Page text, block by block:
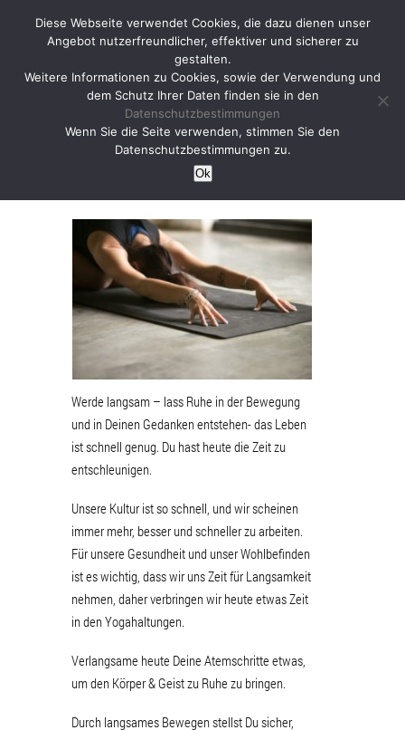
free – Yoga Sequence
slowly & silent
Werde langsam – lass Ruhe in der Bewegung
und in Deinen Gedanken entstehen- das Leben
ist schnell genug. Du hast heute die Zeit zu
entschleunigen.
Unsere Kultur ist so schnell, und wir scheinen
immer mehr, besser und schneller zu arbeiten.
Für unsere Gesundheit und unser Wohlbefinden
ist es wichtig, dass wir uns Zeit für Langsamkeit
nehmen, daher verbringen wir heute etwas Zeit
in den Yogahaltungen.
Verlangsame heute Deine Atemschritte etwas,
um den Körper & Geist zu Ruhe zu bringen.
Durch langsames Bewegen stellst Du sicher,
Diese Webseite verwendet Cookies, die dazu dienen unser
Angebot nutzerfreundlicher, effektiver und sicherer zu
gestalten.
Weitere Informationen zu Cookies, sowie der Verwendung und
dem Schutz Ihrer Daten finden sie in den
Datenschutzbestimmungen
Wenn Sie die Seite verwenden, stimmen Sie den
Datenschutzbestimmungen zu.
Ok